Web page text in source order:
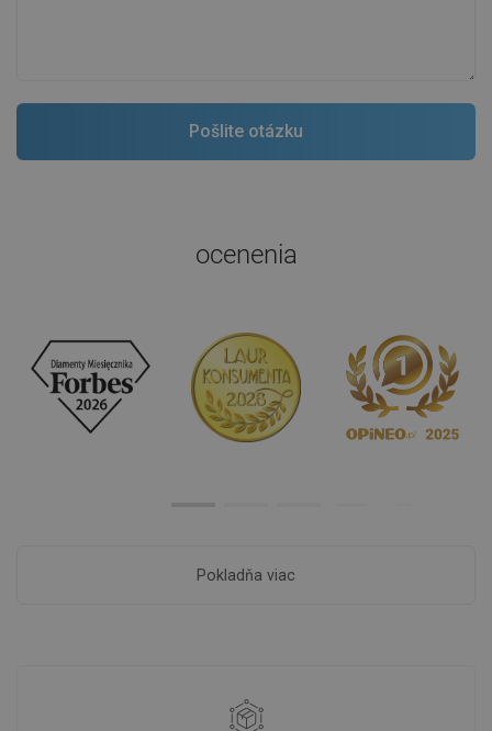
ocenenia
Pokladňa viac